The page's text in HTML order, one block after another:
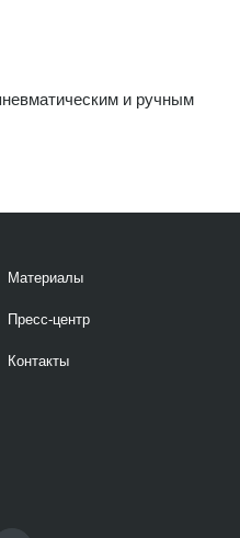
и ручным
Материалы
Пресс-центр
Контакты